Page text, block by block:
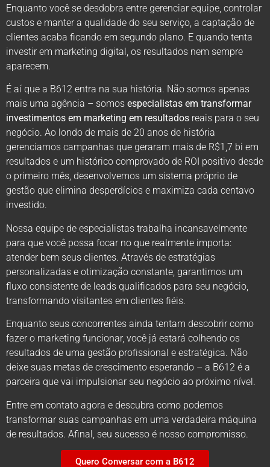
Enquanto você se desdobra entre gerenciar equipe, controlar
custos e manter a qualidade do seu serviço, a captação de
clientes acaba ficando em segundo plano. E quando tenta
investir em marketing digital, os resultados nem sempre
aparecem.
É aí que a B612 entra na sua história. Não somos apenas
mais uma agência – somos especialistas em transformar
investimentos em marketing em resultados reais para o seu
negócio. Ao londo de mais de 20 anos de história
gerenciamos campanhas que geraram mais de R$1,7 bi em
resultados e um histórico comprovado de ROI positivo desde
o primeiro mês, desenvolvemos um sistema próprio de
gestão que elimina desperdícios e maximiza cada centavo
investido.
Nossa equipe de especialistas trabalha incansavelmente
para que você possa focar no que realmente importa:
atender bem seus clientes. Através de estratégias
personalizadas e otimização constante, garantimos um
fluxo consistente de leads qualificados para seu negócio,
transformando visitantes em clientes fiéis.
Enquanto seus concorrentes ainda tentam descobrir como
fazer o marketing funcionar, você já estará colhendo os
resultados de uma gestão profissional e estratégica. Não
deixe suas metas de crescimento esperando – a B612 é a
parceira que vai impulsionar seu negócio ao próximo nível.
Entre em contato agora e descubra como podemos
transformar suas campanhas em uma verdadeira máquina
de resultados. Afinal, seu sucesso é nosso compromisso.
Quero Conversar com a B612